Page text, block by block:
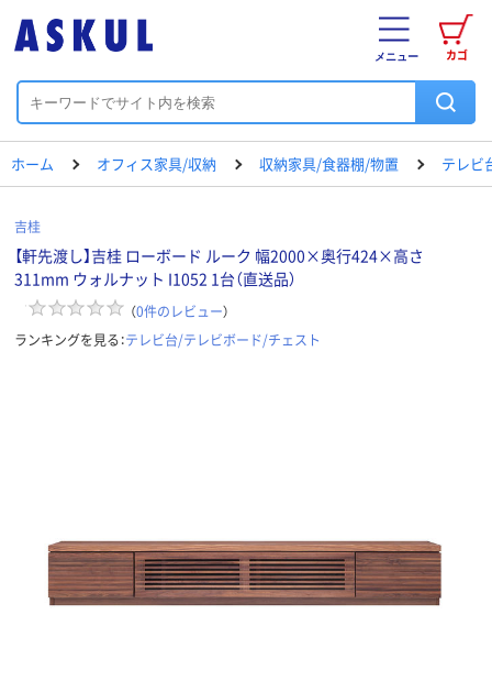
カゴ
メニュー
ホーム オフィス家具/収納 収納家具/食器棚/物置 テレビ
吉桂
【軒先渡し】吉桂 ローボード ルーク 幅2000×奥行424×高さ
311mm ウォルナット I1052 1台（直送品）
（0件のレビュー）
ランキングを見る：テレビ台/テレビボード/チェスト